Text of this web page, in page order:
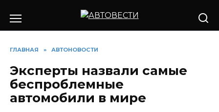
содержанию
ГЛАВНАЯ » АВТОНОВОСТИ
Эксперты назвали самые
беспроблемные
автомобили в мире